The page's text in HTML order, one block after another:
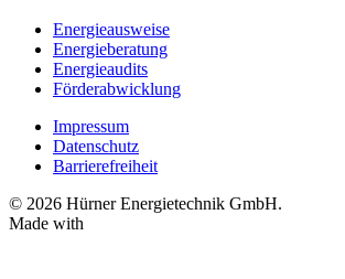
Energieausweise
Energieberatung
Energieaudits
Förderabwicklung
Impressum
Datenschutz
Barrierefreiheit
© 2026 Hürner Energietechnik GmbH.
Made with